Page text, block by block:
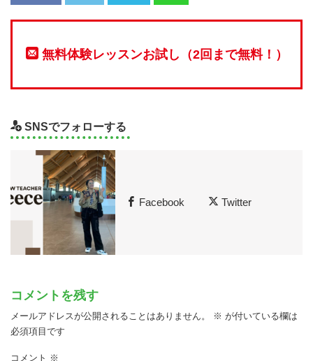
無料体験レッスンお試し（2回まで無料！）
SNSでフォローする
Facebook Twitter
コメントを残す
メールアドレスが公開されることはありません。 ※ が付いている欄は
必須項目です
コメント ※